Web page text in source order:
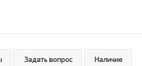
Задать вопрос Наличие